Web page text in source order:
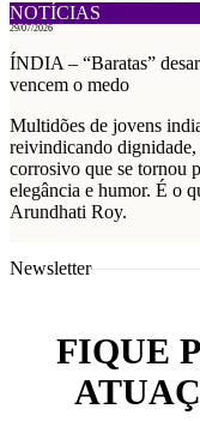
NOTÍCIAS
29/07/2026
ÍNDIA – “Baratas”
vencem o medo
Multidões de jovens
reivindicando
corrosivo que se tornou
elegância e humor. É o
Arundhati Roy.
Newsletter
FIQUE